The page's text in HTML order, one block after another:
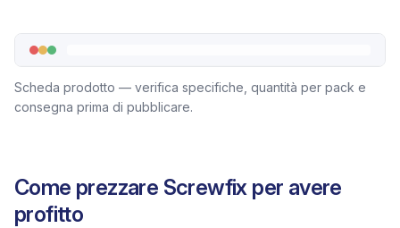
Scheda prodotto — verifica specifiche, quantità per pack e
consegna prima di pubblicare.
Come prezzare Screwfix per avere
profitto